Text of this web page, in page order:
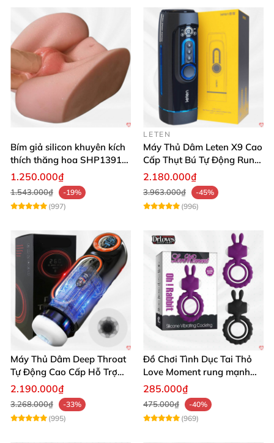
Bím giả silicon khuyên kích
thích thăng hoa SHP1391
ShopHanhPhuc
1.250.000₫
1.543.000₫
-19%
(997)
LETEN
Máy Thủ Dâm Leten X9 Cao
Cấp Thụt Bú Tự Động Rung
Rên
2.180.000₫
3.963.000₫
-45%
(996)
Máy Thủ Dâm Deep Throat
Tự Động Cao Cấp Hỗ Trợ
Gắn Tường
2.190.000₫
3.268.000₫
-33%
(995)
Đồ Chơi Tình Dục Tai Thỏ
Love Moment rung mạnh
mẽ êm ái
285.000₫
475.000₫
-40%
(969)